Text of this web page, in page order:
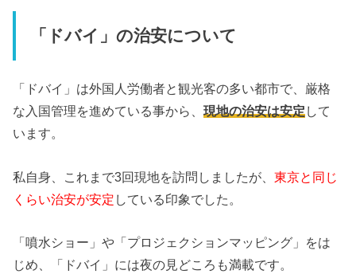
「ドバイ」の治安について
「ドバイ」は外国人労働者と観光客の多い都市で、厳格
な入国管理を進めている事から、現地の治安は安定して
います。
私自身、これまで3回現地を訪問しましたが、東京と同じ
くらい治安が安定 している印象でした。
「噴水ショー」や「プロジェクションマッピング」をは
じめ、「ドバイ」には夜の見どころも満載です。